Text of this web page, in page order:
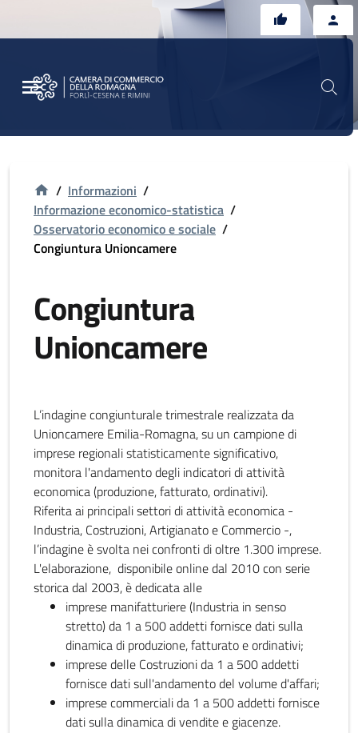
/ Informazioni /
Informazione economico-statistica /
Osservatorio economico e sociale /
Congiuntura Unioncamere
Congiuntura
Unioncamere
L’indagine congiunturale trimestrale realizzata da
Unioncamere Emilia-Romagna, su un campione di
imprese regionali statisticamente significativo,
monitora l'andamento degli indicatori di attività
economica (produzione, fatturato, ordinativi).
Riferita ai principali settori di attività economica -
Industria, Costruzioni, Artigianato e Commercio -,
l’indagine è svolta nei confronti di oltre 1.300 imprese.
L'elaborazione, disponibile online dal 2010 con serie
storica dal 2003, è dedicata alle
imprese manifatturiere (Industria in senso
stretto) da 1 a 500 addetti fornisce dati sulla
dinamica di produzione, fatturato e ordinativi;
imprese delle Costruzioni da 1 a 500 addetti
fornisce dati sull'andamento del volume d'affari;
imprese commerciali da 1 a 500 addetti fornisce
dati sulla dinamica di vendite e giacenze.